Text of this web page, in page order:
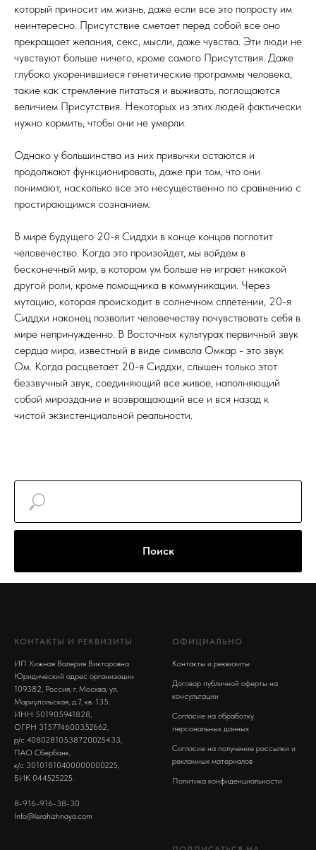
который приносит им жизнь, даже если все это попросту им
неинтересно. Присутствие сметает перед собой все оно
прекращает желания, секс, мысли, даже чувства. Эти люди не
чувствуют больше ничего, кроме самого Присутствия. Даже
глубоко укоренившиеся генетические программы человека,
такие как стремление питаться и выживать, поглощаются
величием Присутствия. Некоторых из этих людей фактически
нужно кормить, чтобы они не умерли.
Однако у большинства из них привычки остаются и
продолжают функционировать, даже при том, что они
понимают, насколько все это несущественно по сравнению с
простирающимся сознанием.
В мире будущего 20-я Сиддхи в конце концов поглотит
человечество. Когда это произойдет, мы войдем в
бесконечный мир, в котором ум больше не играет никакой
другой роли, кроме помощника в коммуникации. Через
мутацию, которая происходит в солнечном сплетении, 20-я
Сиддхи наконец позволит человечеству почувствовать себя в
мире непринужденно. В Восточных культурах первичный звук
сердца мира, известный в виде символа Омкар - это звук
Ом. Когда расцветает 20-я Сиддхи, слышен только этот
беззвучный звук, соединяющий все живое, наполняющий
собой мироздание и возвращающий все и вся назад к
чистой экзистенциальной реальности.
Поиск
КОНТАКТЫ И РЕКВИЗИТЫ
ИП Хижная Валерия Викторовна
Юридический адрес организации
109382, Россия, г. Москва, ул.
Мариупольская, д.7, кв. 135.
ИНН 501905941828,
ОГРН 315774600352662,
р/с 40802810538720025433,
ПАО Сбербанк,
к/с 30101810400000000225,
БИК 044525225.
8-916-916-38-30
Info@lerahizhnaya.com
ОФИЦИАЛЬНО
Контакты и реквизиты
Договор публичной оферты на
консультации
Согласие на обработку
персональных данных
Согласие на получение рассылки и
рекламных материалов
Политика конфиденциальности